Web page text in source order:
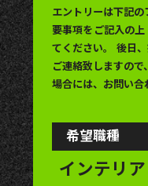
エントリーは下記の
要事項をご記入の
てください。 後日
ご連絡致しますので、
場合には、お問い合
希望職種